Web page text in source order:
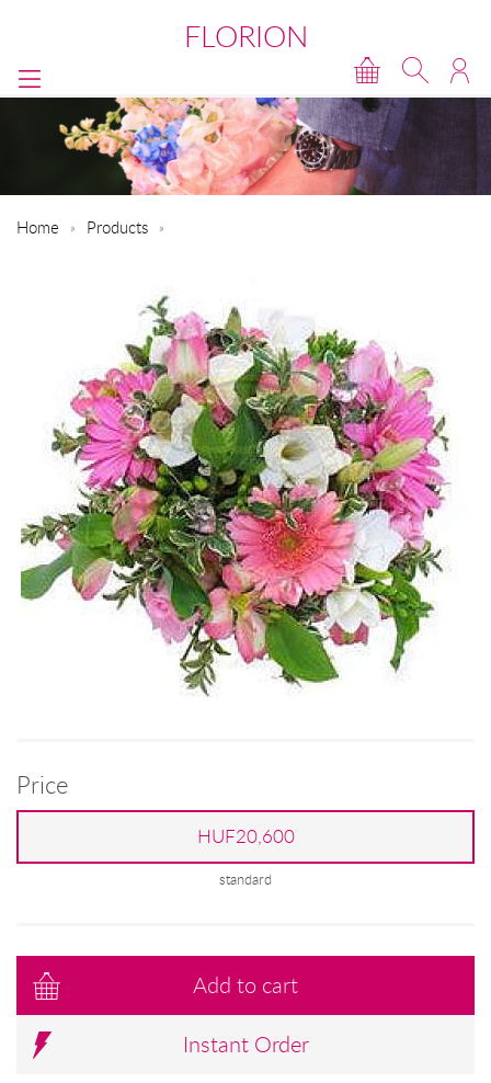
FLORION
Home Products
Price
HUF20,600
standard
Add to cart
Instant Order